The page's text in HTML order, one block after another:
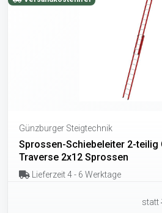
Günzburger Steigtechnik
Sprossen-Schiebeleiter 2-teilig
Traverse 2x12 Sprossen
Lieferzeit 4 - 6 Werktage
statt